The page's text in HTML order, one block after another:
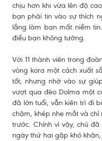
chịu hơn khi vừa lên độ
bạn phải tin vào sự thích
lắng làm bạn mất niềm
điều bạn không tưởng.
Với 11 thành viên trong
vòng kora một cách xuất
tốt, nhưng nhờ vào sự
vượt qua đèo Dolma một
đã lớn tuổi, vẫn kiên trì đi
chậm, khép nhẹ mắt và
trước. Chính vì vậy, chú
ngày thứ hai gặp khó